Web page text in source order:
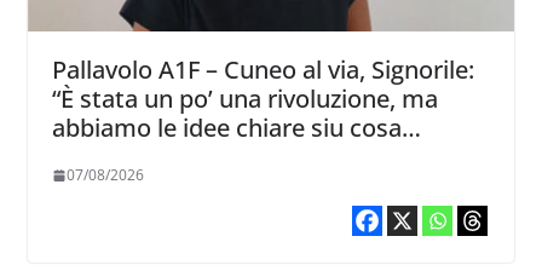
Pallavolo A1F – Cuneo al via, Signorile:
“È stata un po’ una rivoluzione, ma
abbiamo le idee chiare siu cosa
07/08/2026